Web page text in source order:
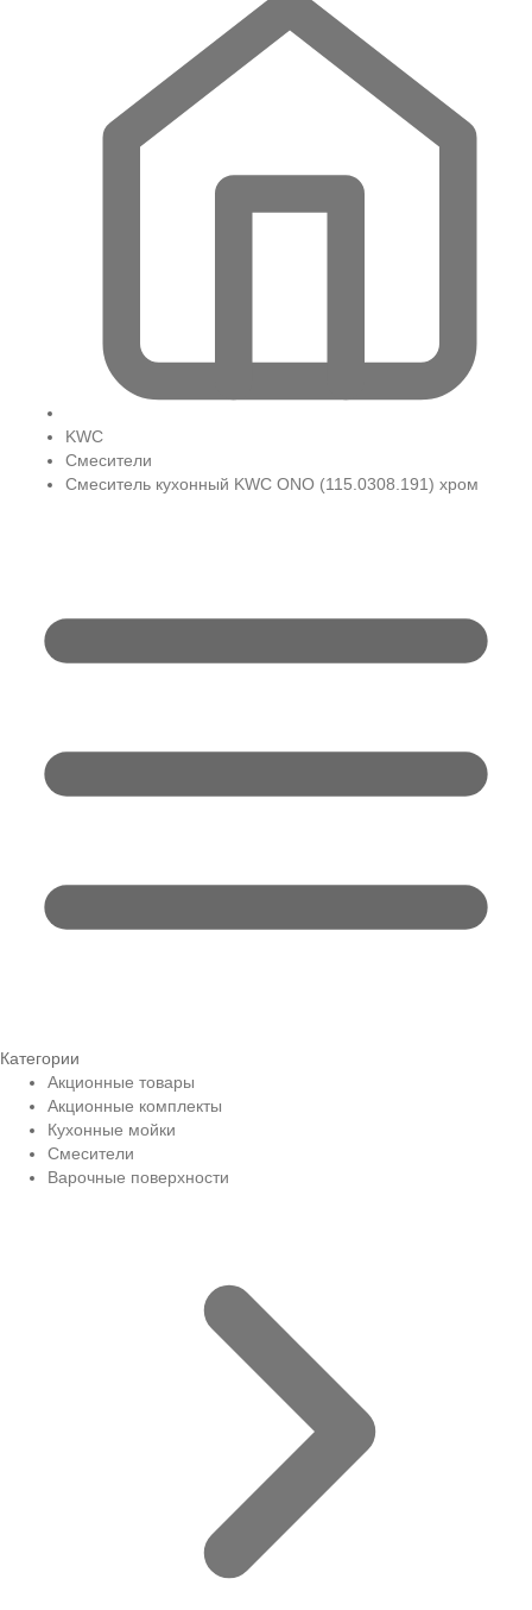
KWC
Смесители
Смеситель кухонный KWC ONO (115.0308.191) хром
Категории
Акционные товары
Акционные комплекты
Кухонные мойки
Смесители
Варочные поверхности